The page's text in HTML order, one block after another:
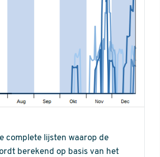
complete lijsten waarop de
berekend op basis van het